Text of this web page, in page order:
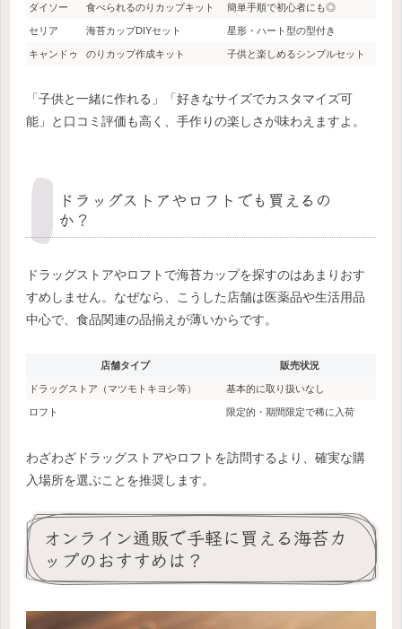
ダイソー 食べられるのりカップキット 簡単手順で初心者にも◎
セリア 海苔カップDIYセット 星形・ハート型の型付き
キャンドゥ のりカップ作成キット 子供と楽しめるシンプルセット
「子供と一緒に作れる」「好きなサイズでカスタマイズ可
能」と口コミ評価も高く、手作りの楽しさが味わえますよ。
ドラッグストアやロフトでも買えるの
か？
ドラッグストアやロフトで海苔カップを探すのはあまりおす
すめしません。なぜなら、こうした店舗は医薬品や生活用品
中心で、食品関連の品揃えが薄いからです。
店舗タイプ 販売状況
ドラッグストア（マツモトキヨシ等） 基本的に取り扱いなし
ロフト 限定的・期間限定で稀に入荷
わざわざドラッグストアやロフトを訪問するより、確実な購
入場所を選ぶことを推奨します。
オンライン通販で手軽に買える海苔カ
ップのおすすめは？